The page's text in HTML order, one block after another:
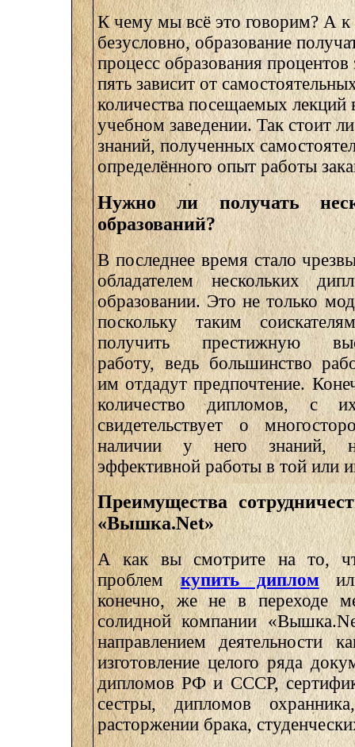
К чему мы всё это говорим? А к
безусловно, образование
процесс образования процентов
пять зависит от
количества посещаемых
учебном заведении. Так стоит
знаний, полученных
определённого опыт работы
Нужно ли получать
образований?
В последнее время стало
обладателем нескольких
образовании. Это не только
поскольку таким
получить престижную
работу, ведь большинство
им отдадут предпочтение.
количество дипломов, с
свидетельствует о
наличии у него знаний,
эффективной работы в той или
Преимущества
«Вышка.Net»
А как вы смотрите на то,
проблемкупить диплом
конечно, же не в переходе
солидной компании
направлением деятельности
изготовление целого ряда
дипломов РФ и СССР,
сестры, дипломов
расторжении брака,